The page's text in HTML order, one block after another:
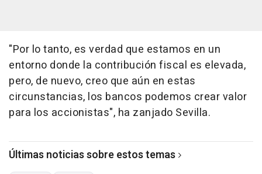
"Por lo tanto, es verdad que estamos en un
entorno donde la contribución fiscal es elevada,
pero, de nuevo, creo que aún en estas
circunstancias, los bancos podemos crear valor
para los accionistas", ha zanjado Sevilla.
Últimas noticias sobre estos temas